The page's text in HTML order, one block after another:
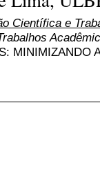
Científica e
MINIMIZANDO